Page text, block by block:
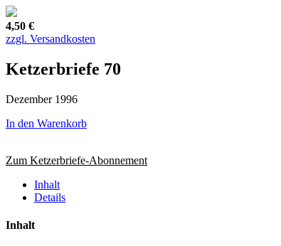
4,50 €
zzgl. Versandkosten
Ketzerbriefe 70
Dezember 1996
In den Warenkorb
Zum Ketzerbriefe-Abonnement
Inhalt
Details
Inhalt